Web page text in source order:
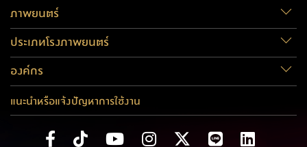
ภาพยนตร์
ประเภทโรงภาพยนตร์
องค์กร
แนะนำหรือแจ้งปัญหาการใช้งาน